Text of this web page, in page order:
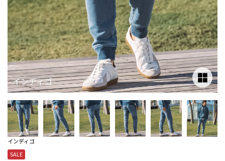
インディゴ
インディゴ
SALE